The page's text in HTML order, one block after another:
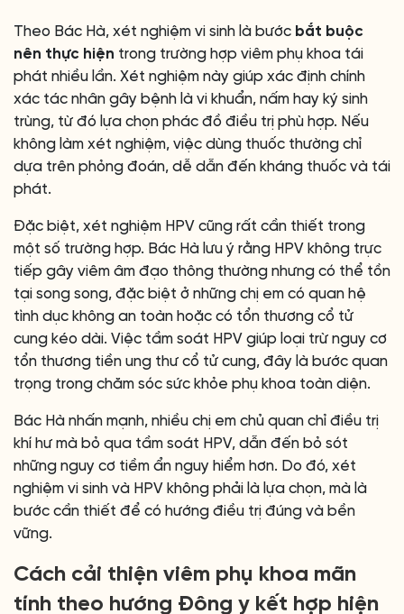
Theo Bác Hà, xét nghiệm vi sinh là bước bắt buộc
nên thực hiện trong trường hợp viêm phụ khoa tái
phát nhiều lần. Xét nghiệm này giúp xác định chính
xác tác nhân gây bệnh là vi khuẩn, nấm hay ký sinh
trùng, từ đó lựa chọn phác đồ điều trị phù hợp. Nếu
không làm xét nghiệm, việc dùng thuốc thường chỉ
dựa trên phỏng đoán, dễ dẫn đến kháng thuốc và tái
phát.
Đặc biệt, xét nghiệm HPV cũng rất cần thiết trong
một số trường hợp. Bác Hà lưu ý rằng HPV không trực
tiếp gây viêm âm đạo thông thường nhưng có thể tồn
tại song song, đặc biệt ở những chị em có quan hệ
tình dục không an toàn hoặc có tổn thương cổ tử
cung kéo dài. Việc tầm soát HPV giúp loại trừ nguy cơ
tổn thương tiền ung thư cổ tử cung, đây là bước quan
trọng trong chăm sóc sức khỏe phụ khoa toàn diện.
Bác Hà nhấn mạnh, nhiều chị em chủ quan chỉ điều trị
khí hư mà bỏ qua tầm soát HPV, dẫn đến bỏ sót
những nguy cơ tiềm ẩn nguy hiểm hơn. Do đó, xét
nghiệm vi sinh và HPV không phải là lựa chọn, mà là
bước cần thiết để có hướng điều trị đúng và bền
vững.
Cách cải thiện viêm phụ khoa mãn
tính theo hướng Đông y kết hợp hiện